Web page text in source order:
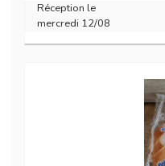
Réception le
mercredi 12/08